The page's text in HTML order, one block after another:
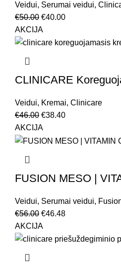
Veidui, Serumai veidui,
€50.00 €40.00
AKCIJA
CLINICARE
Veidui, Kremai, Clinicare
€46.00 €38.40
AKCIJA
FUSION MESO |
Veidui, Serumai veidui,
€56.00 €46.48
AKCIJA